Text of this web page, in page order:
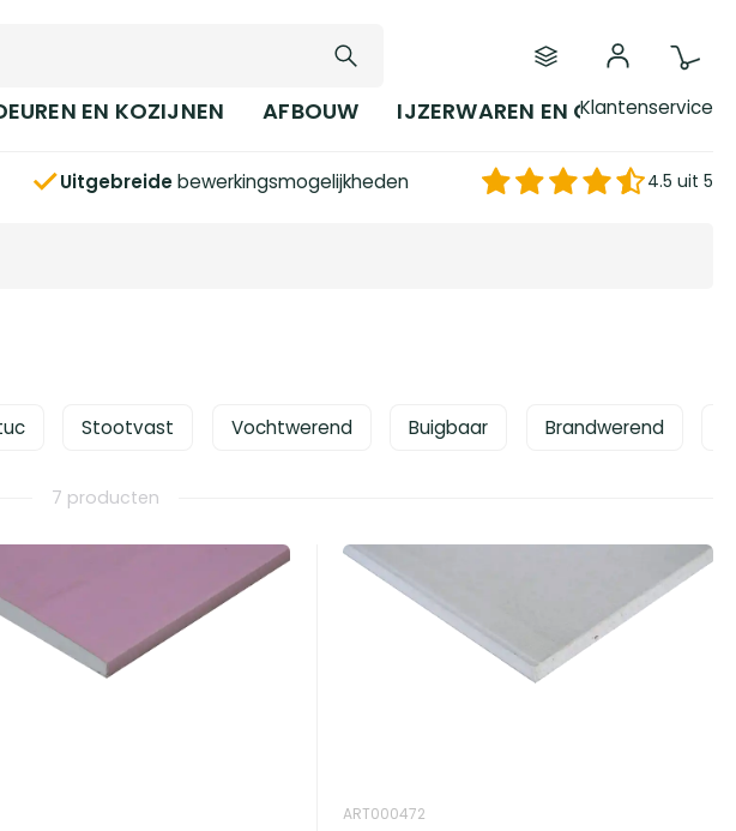
EN KOZIJNEN AFBOUW IJZERWAREN EN GEREEDSCHAP
Klantenservice
Uitgebreidebewerkingsmogelijkheden 4.5 uit 5
Stootvast Vochtwerend Buigbaar Brandwerend
7 producten
ART000472